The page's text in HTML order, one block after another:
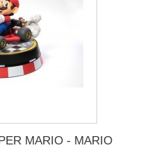
MARIO - MARIO